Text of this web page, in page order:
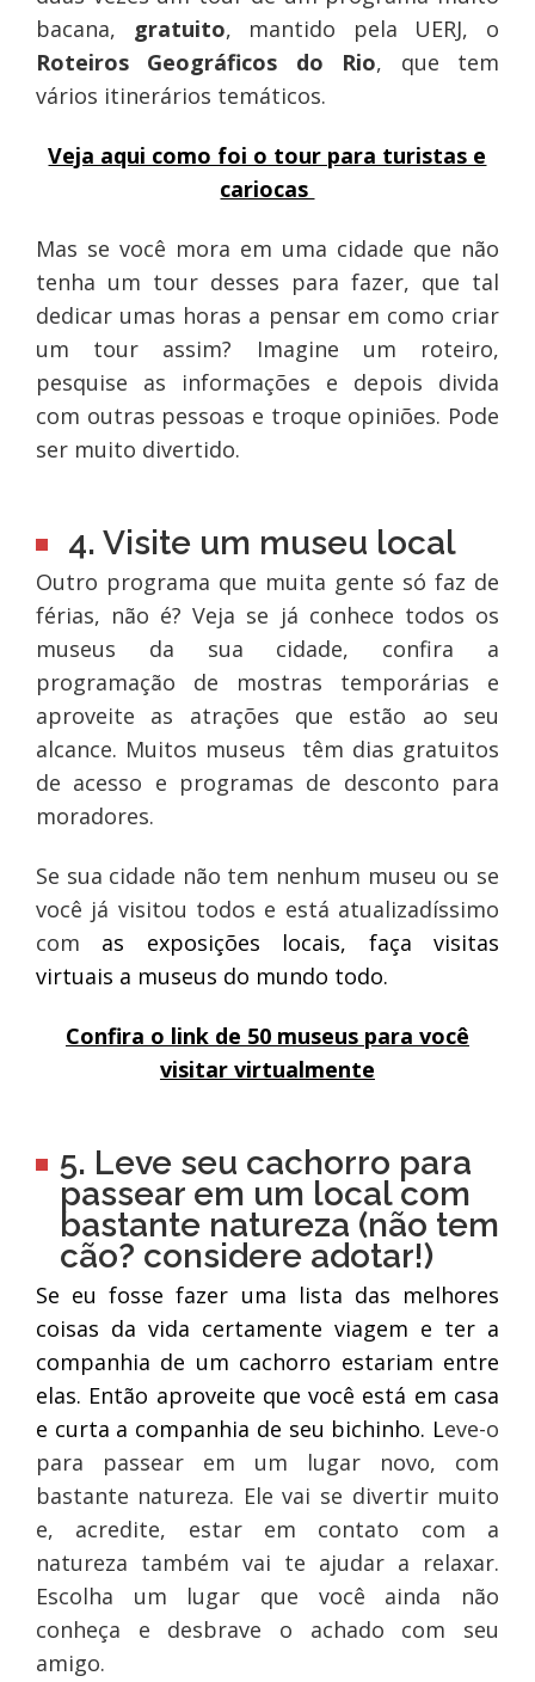
bacana,
gratuito, mantido pela UERJ, o
Roteiros Geográficos do Rio, que tem
vários itinerários temáticos.
Veja aqui como foi o tour para turistas e
cariocas
Mas se você mora em uma cidade que não
tenha um tour desses para fazer, que tal
dedicar umas horas a pensar em como criar
um tour assim? Imagine um roteiro,
pesquise as informações e depois divida
com outras pessoas e troque opiniões. Pode
ser muito divertido.
4. Visite um museu local
Outro programa que muita gente só faz de
férias, não é? Veja se já conhece todos os
museus da sua cidade, confira a
programação de mostras temporárias e
aproveite as atrações que estão ao seu
alcance. Muitos museus têm dias gratuitos
de acesso e programas de desconto para
moradores.
Se sua cidade não tem nenhum museu ou se
você já visitou todos e está atualizadíssimo
com as exposições locais, faça visitas
virtuais a museus do mundo todo.
Confira o link de 50 museus para você
visitar virtualmente
5. Leve seu cachorro para
passear em um local com
bastante natureza (não tem
cão? considere adotar!)
Se eu fosse fazer uma lista das melhores
coisas da vida certamente viagem e ter a
companhia de um cachorro estariam entre
elas. Então aproveite que você está em casa
e curta a companhia de seu bichinho. Leve-o
para passear em um lugar novo, com
bastante natureza. Ele vai se divertir muito
e, acredite, estar em contato com a
natureza também vai te ajudar a relaxar.
Escolha um lugar que você ainda não
conheça e desbrave o achado com seu
amigo.